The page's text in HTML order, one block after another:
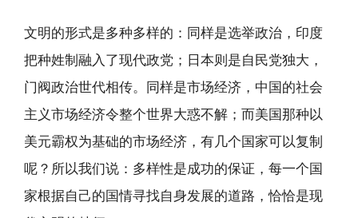
文明的形式是多种多样的：同样是选举政治，印度
把种姓制融入了现代政党；日本则是自民党独大，
门阀政治世代相传。同样是市场经济，中国的社会
主义市场经济令整个世界大惑不解；而美国那种以
美元霸权为基础的市场经济，有几个国家可以复制
呢？所以我们说：多样性是成功的保证，每一个国
家根据自己的国情寻找自身发展的道路，恰恰是现